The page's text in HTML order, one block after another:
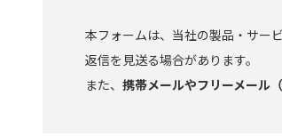
本フォームは、当社の製品・サー
返信を見送る場合があります。
また、 携帯メールやフリーメール